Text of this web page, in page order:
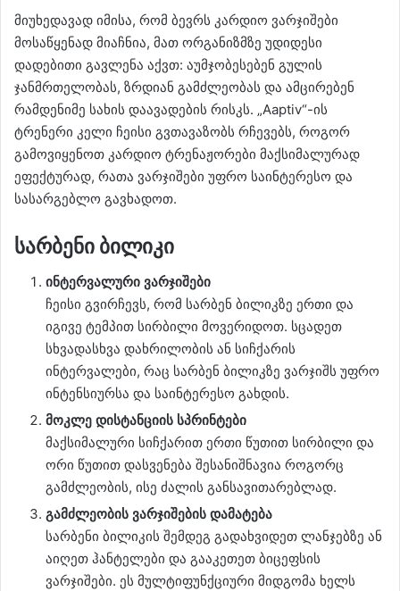
მიუხედავად იმისა, რომ ბევრს კარდიო ვარჯიშები
მოსაწყენად მიაჩნია, მათ ორგანიზმზე უდიდესი
დადებითი გავლენა აქვთ: აუმჯობესებენ გულის
ჯანმრთელობას, ზრდიან გამძლეობას და ამცირებენ
რამდენიმე სახის დაავადების რისკს. „Aaptiv“-ის
ტრენერი კელი ჩეისი გვთავაზობს რჩევებს, როგორ
გამოვიყენოთ კარდიო ტრენაჟორები მაქსიმალურად
ეფექტურად, რათა ვარჯიშები უფრო საინტერესო და
სასარგებლო გავხადოთ.
სარბენი ბილიკი
ინტერვალური ვარჯიშები
ჩეისი გვირჩევს, რომ სარბენ ბილიკზე ერთი და
იგივე ტემპით სირბილი მოვერიდოთ. სცადეთ
სხვადასხვა დახრილობის ან სიჩქარის
ინტერვალები, რაც სარბენ ბილიკზე ვარჯიშს უფრო
ინტენსიურსა და საინტერესო გახდის.
მოკლე დისტანციის სპრინტები
მაქსიმალური სიჩქარით ერთი წუთით სირბილი და
ორი წუთით დასვენება შესანიშნავია როგორც
გამძლეობის, ისე ძალის განსავითარებლად.
გამძლეობის ვარჯიშების დამატება
სარბენი ბილიკის შემდეგ გადახვიდეთ ლანჯებზე ან
აიღეთ ჰანტელები და გააკეთეთ ბიცეფსის
ვარჯიშები. ეს მულტიფუნქციური მიდგომა ხელს